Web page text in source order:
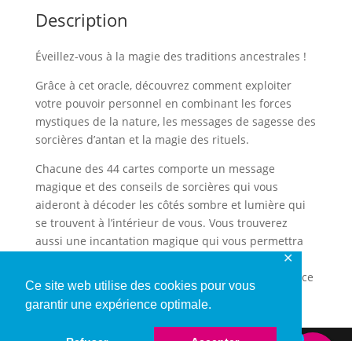
Ce site web utilise des cookies pour vous
garantir une expérience optimale.
✕
Description
Éveillez-vous à la magie des traditions ancestrales !
Grâce à cet oracle, découvrez comment exploiter
votre pouvoir personnel en combinant les forces
mystiques de la nature, les messages de sagesse des
sorcières d’antan et la magie des rituels.
Chacune des 44 cartes comporte un message
magique et des conseils de sorcières qui vous
aideront à décoder les côtés sombre et lumière qui
se trouvent à l’intérieur de vous. Vous trouverez
aussi une incantation magique qui vous permettra
femmes puissantes et d’avancer ainsi avec confiance
sur votre chemin de vie.